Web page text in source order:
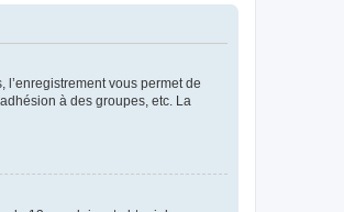
l’enregistrement vous permet de
à des groupes, etc. La